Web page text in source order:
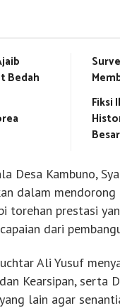
Bedah
Survei
Fiksi
Desa Kambuno,
dalam
torehan prestasi
dari
Ali Yusuf
Kearsipan, serta
lain agar